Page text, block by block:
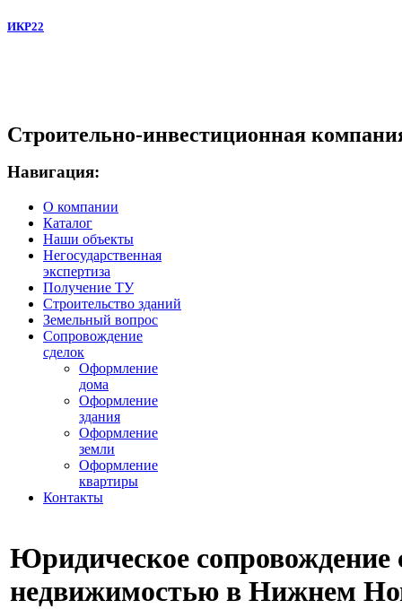
ИКР22
Строительно-инвестиционная
Навигация:
О компании
Каталог
Наши объекты
Негосударственная
экспертиза
Получение ТУ
Строительство зданий
Земельный вопрос
Сопровождение
сделок
Оформление
дома
Оформление
здания
Оформление
земли
Оформление
квартиры
Контакты
Юридическое сопровождение
недвижимостью в Нижнем